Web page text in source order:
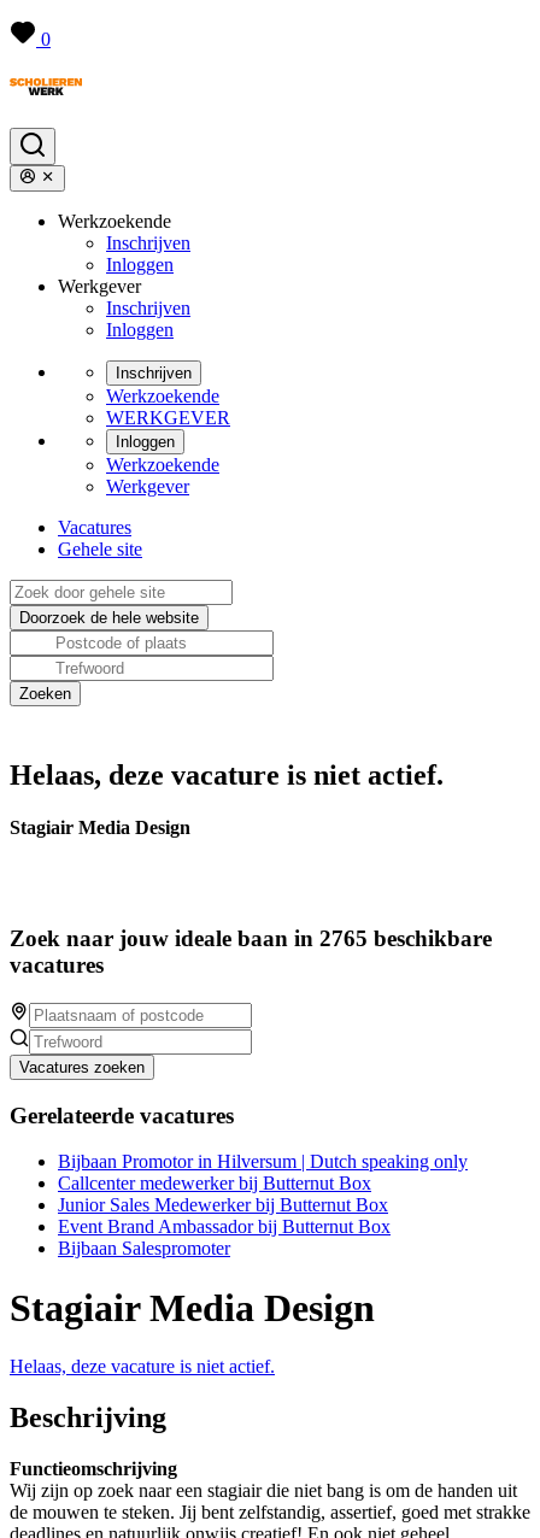
0
Werkzoekende
Inschrijven
Inloggen
Werkgever
Inschrijven
Inloggen
Inschrijven
Werkzoekende
WERKGEVER
Inloggen
Werkzoekende
Werkgever
Vacatures
Gehele site
Helaas, deze vacature is niet actief.
Stagiair Media Design
Zoek naar jouw ideale baan in 2765 beschikbare
vacatures
Vacatures zoeken
Gerelateerde vacatures
Bijbaan Promotor in Hilversum | Dutch speaking only
Callcenter medewerker bij Butternut Box
Junior Sales Medewerker bij Butternut Box
Event Brand Ambassador bij Butternut Box
Bijbaan Salespromoter
Stagiair Media Design
Helaas, deze vacature is niet actief.
Beschrijving
Functieomschrijving
Wij zijn op zoek naar een stagiair die niet bang is om de handen uit
de mouwen te steken. Jij bent zelfstandig, assertief, goed met strakke
deadlines en natuurlijk onwijs creatief! En ook niet geheel